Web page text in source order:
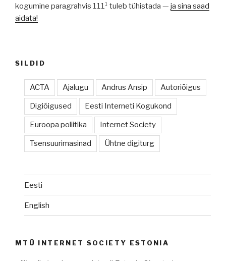
kogumine paragrahvis 111¹ tuleb tühistada — ja sina saad
aidata!
SILDID
ACTA Ajalugu Andrus Ansip Autoriõigus
Digiõigused Eesti Interneti Kogukond
Euroopa poliitika Internet Society
Tsensuurimasinad Ühtne digiturg
Eesti
English
MTÜ INTERNET SOCIETY ESTONIA